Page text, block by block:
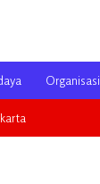
Organisasi